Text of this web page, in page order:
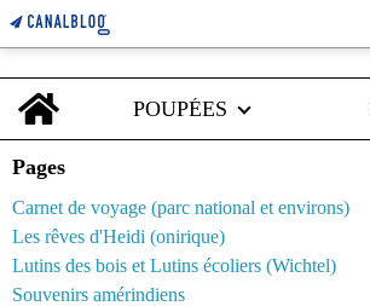
Home
POUPÉES
Pages
Carnet de voyage (parc national et environs)
Les rêves d'Heidi (onirique)
Lutins des bois et Lutins écoliers (Wichtel)
Souvenirs amérindiens